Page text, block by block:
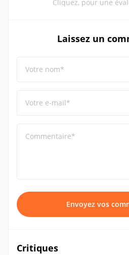
Cliquez, pour une
Laissez un
Votre nom*
Votre e-mail*
Commentaire*
Envoyez vos
Critiques